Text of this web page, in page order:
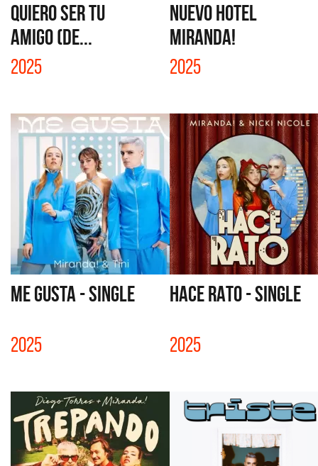
QUIERO SER TU
AMIGO (DE...
2025
NUEVO HOTEL
MIRANDA!
2025
ME GUSTA - SINGLE
2025
HACE RATO - SINGLE
2025